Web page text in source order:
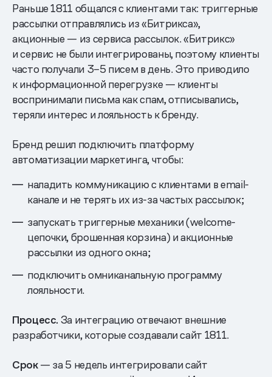
Раньше 1811 общался с клиентами так: триггерные
рассылки отправлялись из «Битрикса»,
акционные — из сервиса рассылок. «Битрикс»
и сервис не были интегрированы, поэтому клиенты
часто получали 3–5 писем в день. Это приводило
к информационной перегрузке — клиенты
воспринимали письма как спам, отписывались,
теряли интерес и лояльность к бренду.
Бренд решил подключить платформу
автоматизации маркетинга, чтобы:
наладить коммуникацию с клиентами в email-
канале и не терять их из-за частых рассылок;
запускать триггерные механики (welcome-
цепочки, брошенная корзина) и акционные
рассылки из одного окна;
подключить омниканальную программу
лояльности.
Процесс. За интеграцию отвечают внешние
разработчики, которые создавали сайт 1811.
Срок— за 5 недель интегрировали сайт